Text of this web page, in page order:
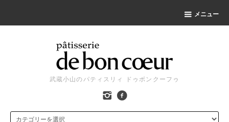
メニュー
武蔵小山のパティスリィ ドゥボンクーフゥ